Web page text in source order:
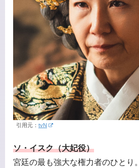
引用元： tvN
ソ・イスク（大妃役）
宮廷の最も強大な権力者のひとり。